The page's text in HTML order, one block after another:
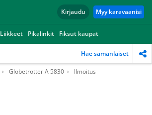
Kirjaudu Myy karavaanisi
Liikkeet Pikalinkit Fiksut kaupat
Hae samanlaiset
Globetrotter A 5830 Ilmoitus